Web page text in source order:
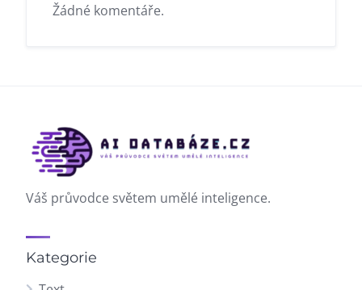
Žádné komentáře.
Váš průvodce světem umělé inteligence.
Kategorie